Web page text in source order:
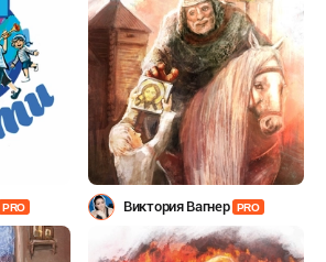
PRO Виктория Вагнер PRO